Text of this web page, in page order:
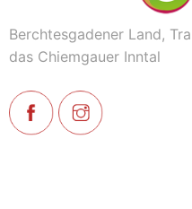
Berchtesgadener Land,
das Chiemgauer Inntal